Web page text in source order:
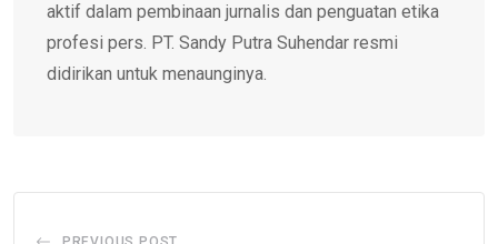
aktif dalam pembinaan jurnalis dan penguatan etika
profesi pers. PT. Sandy Putra Suhendar resmi
didirikan untuk menaunginya.